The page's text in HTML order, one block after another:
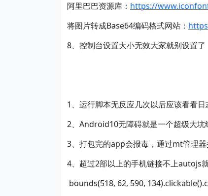
阿里巴巴资源库： https://
将图片转成Base64编码格式网站：
8、控制台设置大小无效大家就别设置
1、运行脚本无反应几次以后应该看看
2、Android10无障碍就是一个超级大坑
3、打包完的app会报毒，通过mt管理器
4、超过2部以上的手机链接不上autojs
bounds(518, 62, 590,